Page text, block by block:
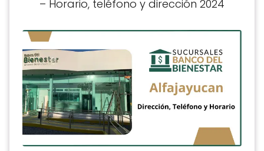
– Horario, teléfono y dirección 2024